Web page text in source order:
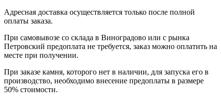
Адресная доставка осуществляется только после полной
оплаты заказа.
При самовывозе со склада в Виноградово или с рынка
Петровский предоплата не требуется, заказ можно оплатить на
месте при получении.
При заказе камня, которого нет в наличии, для запуска его в
производство, необходимо внесение предоплаты в размере
50% стоимости.